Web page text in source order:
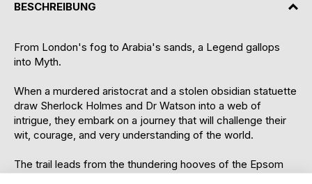
BESCHREIBUNG
From London's fog to Arabia's sands, a Legend gallops
into Myth.
When a murdered aristocrat and a stolen obsidian statuette
draw Sherlock Holmes and Dr Watson into a web of
intrigue, they embark on a journey that will challenge their
wit, courage, and very understanding of the world.
The trail leads from the thundering hooves of the Epsom